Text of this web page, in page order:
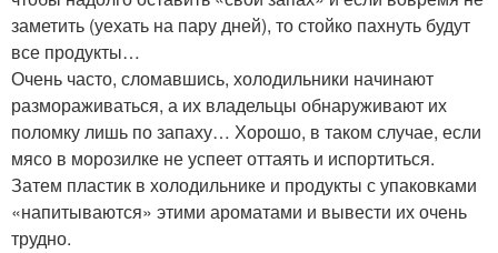
заметить (уехать на пару дней), то стойко пахнуть будут
все продукты…
Очень часто, сломавшись, холодильники начинают
размораживаться, а их владельцы обнаруживают их
поломку лишь по запаху… Хорошо, в таком случае, если
мясо в морозилке не успеет оттаять и испортиться.
Затем пластик в холодильнике и продукты с упаковками
«напитываются» этими ароматами и вывести их очень
трудно.